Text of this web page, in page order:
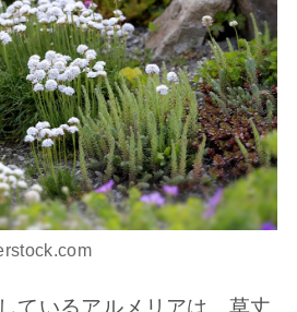
ているアルメリアは、草丈